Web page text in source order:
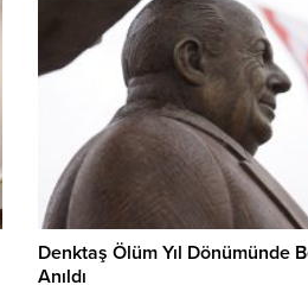
Denktaş Ölüm Yıl Dönümünde
Anıldı